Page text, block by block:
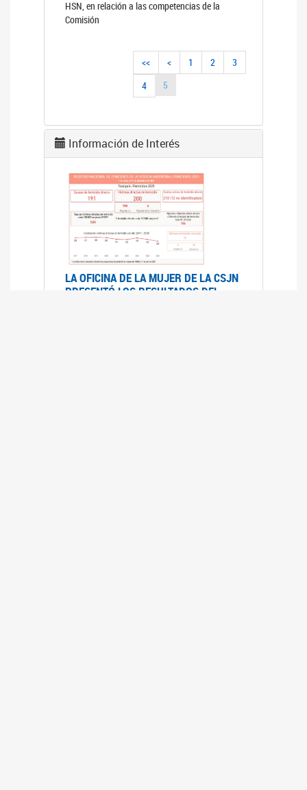
HSN, en relación a las competencias de la
Comisión
<< < 1 2
3
4
5
Información de Interés
LA OFICINA DE LA MUJER DE LA CSJN
PRESENTÓ LOS RESULTADOS DEL